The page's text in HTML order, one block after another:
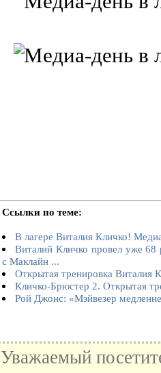
Ссылки по теме:
В лагере Виталия Кличко!
Виталий Кличко провел уже 68
с Маклайн ...
Открытая тренировка Виталия
Кличко-Брюстер 2. Открытая
Рой Джонс: «Мэйвезер
Уважаемый